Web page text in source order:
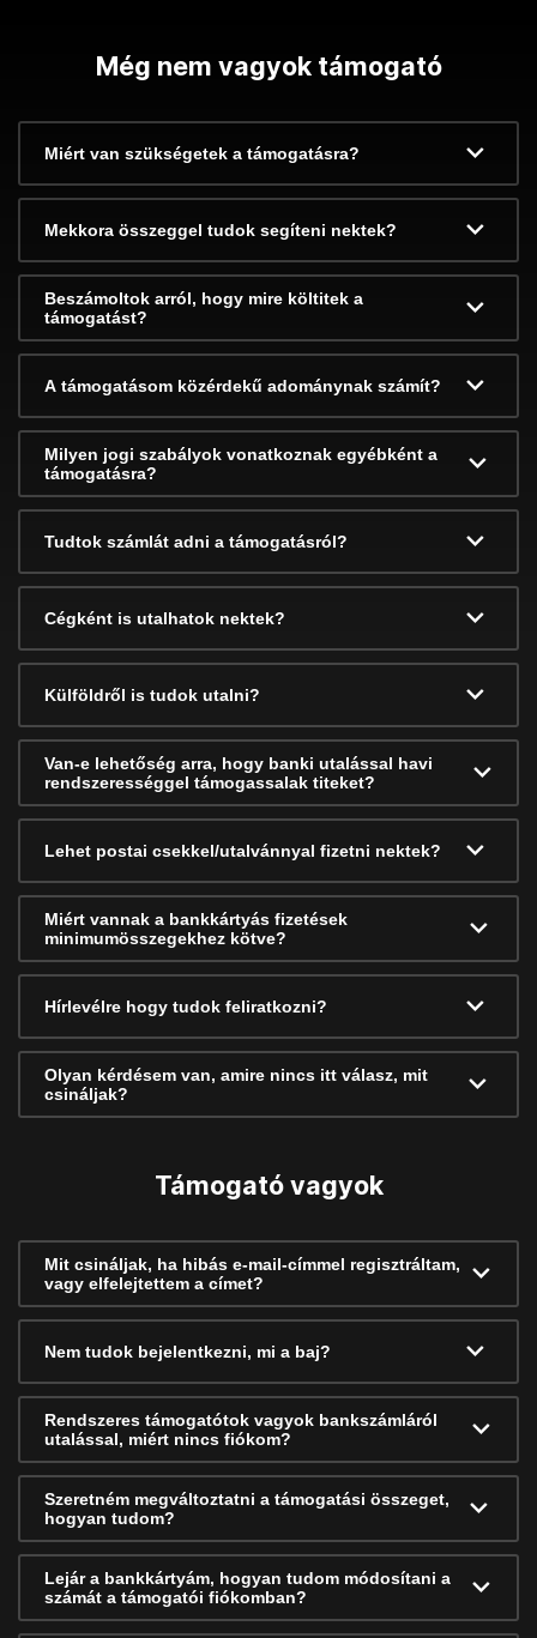
Még nem vagyok támogató
Miért van szükségetek a támogatásra?
Mekkora összeggel tudok segíteni nektek?
Beszámoltok arról, hogy mire költitek a
támogatást?
A támogatásom közérdekű adománynak számít?
Milyen jogi szabályok vonatkoznak egyébként a
támogatásra?
Tudtok számlát adni a támogatásról?
Cégként is utalhatok nektek?
Külföldről is tudok utalni?
Van-e lehetőség arra, hogy banki utalással havi
rendszerességgel támogassalak titeket?
Lehet postai csekkel/utalvánnyal fizetni nektek?
Miért vannak a bankkártyás fizetések
minimumösszegekhez kötve?
Hírlevélre hogy tudok feliratkozni?
Olyan kérdésem van, amire nincs itt válasz, mit
csináljak?
Támogató vagyok
Mit csináljak, ha hibás e-mail-címmel regisztráltam,
vagy elfelejtettem a címet?
Nem tudok bejelentkezni, mi a baj?
Rendszeres támogatótok vagyok bankszámláról
utalással, miért nincs fiókom?
Szeretném megváltoztatni a támogatási összeget,
hogyan tudom?
Lejár a bankkártyám, hogyan tudom módosítani a
számát a támogatói fiókomban?